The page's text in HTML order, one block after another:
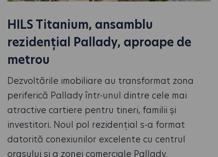
HILS Titanium, ansamblu
rezidențial Pallady, aproape de
metrou
Dezvoltările imobiliare au transformat zona
periferică Pallady într-unul dintre cele mai
atractive cartiere pentru tineri, familii și
investitori. Noul pol rezidențial s-a format
datorită conexiunilor excelente cu centrul
orașului și a zonei comerciale Pallady.